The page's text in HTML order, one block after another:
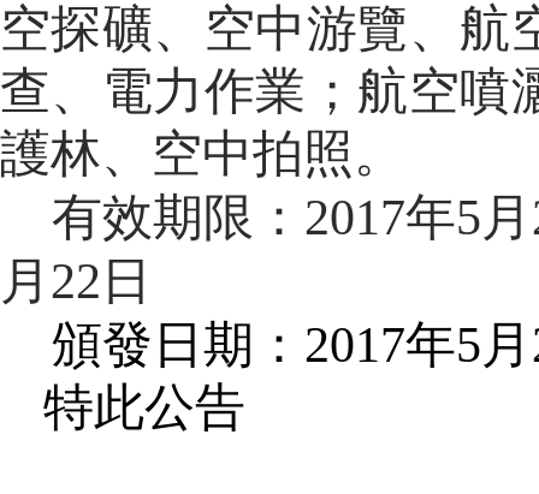
空探礦、空中游覽、航
查、電力作業；航空噴
護林、空中拍照。
有效期限： 2017年5月
月 22 日
頒發日期： 2017年5月
特此公告